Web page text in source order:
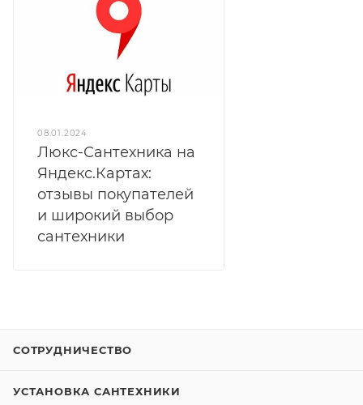
08.01.2024
Люкс-Сантехника на
Яндекс.Картах:
отзывы покупателей
и широкий выбор
сантехники
СОТРУДНИЧЕСТВО
УСТАНОВКА САНТЕХНИКИ